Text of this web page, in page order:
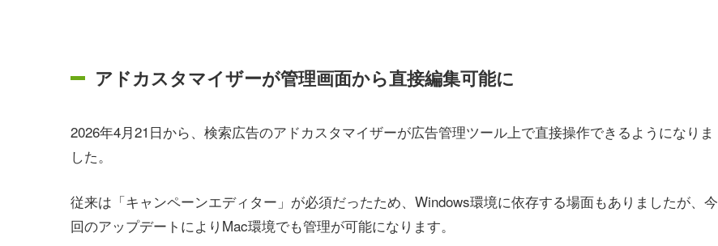
アドカスタマイザーが管理画面から直接編集可能に
2026年4月21日から、検索広告のアドカスタマイザーが広告管理ツール上で直接操作できるようになりま
した。
従来は「キャンペーンエディター」が必須だったため、Windows環境に依存する場面もありましたが、今
回のアップデートによりMac環境でも管理が可能になります。